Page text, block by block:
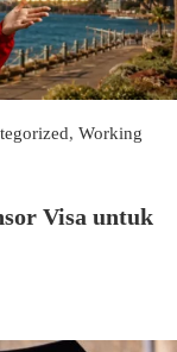
, Working
Visa untuk